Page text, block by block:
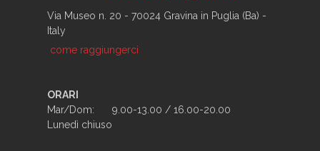
Via Museo n. 20 - 70024 Gravina in Puglia (Ba) -
Italy
come raggiungerci
ORARI
Mar/Dom:
9.00-13.00 / 16.00-20.00
Lunedì chiuso